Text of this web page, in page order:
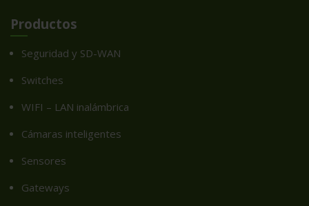
Productos
Seguridad y SD-WAN
Switches
WIFI – LAN inalámbrica
Cámaras inteligentes
Sensores
Gateways